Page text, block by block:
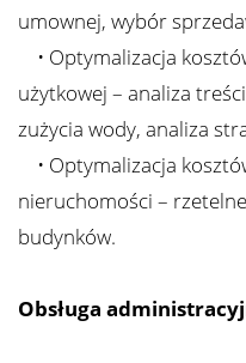
umownej, wybór
• Optymalizacja
użytkowej – analiza
zużycia wody, analiza
• Optymalizacja
nieruchomości –
budynków.
Obsługa